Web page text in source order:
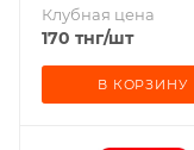
Клубная цена
170 тнг/шт
В КОРЗИНУ